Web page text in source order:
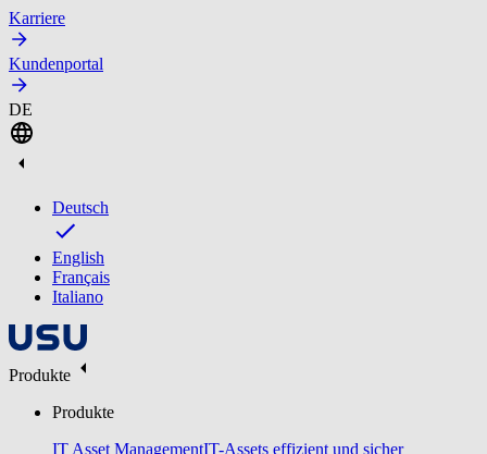
Karriere
Kundenportal
DE
Deutsch
English
Français
Italiano
Produkte
Produkte
IT Asset ManagementIT-Assets effizient und sicher